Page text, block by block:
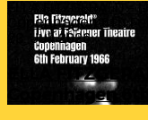
ELLA FITZGERALD
Copenhagen 6th
23. Juli 2026
ELLA
Copenhagen